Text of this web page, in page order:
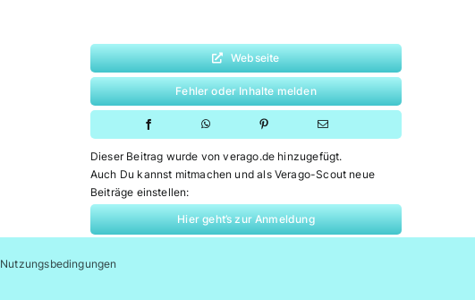
Webseite
Fehler oder Inhalte melden
Dieser Beitrag wurde von verago.de hinzugefügt.
Auch Du kannst mitmachen und als Verago-Scout neue
Beiträge einstellen:
Hier geht’s zur Anmeldung
Nutzungsbedingungen